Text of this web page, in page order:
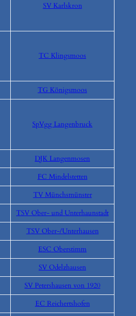
SV Karlskron
TC Klingsmoos
TG Königsmoos
SpVgg Langenbruck
DJK Langenmosen
FC Mindelstetten
TV Münchsmünster
TSV Ober- und Unterhaunstadt
TSV Ober-/Unterhausen
ESC Oberstimm
SV Odelzhausen
SV Petershausen von 1920
EC Reichertshofen